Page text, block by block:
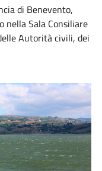
di Benevento,
nella Sala Consiliare
Autorità civili, dei